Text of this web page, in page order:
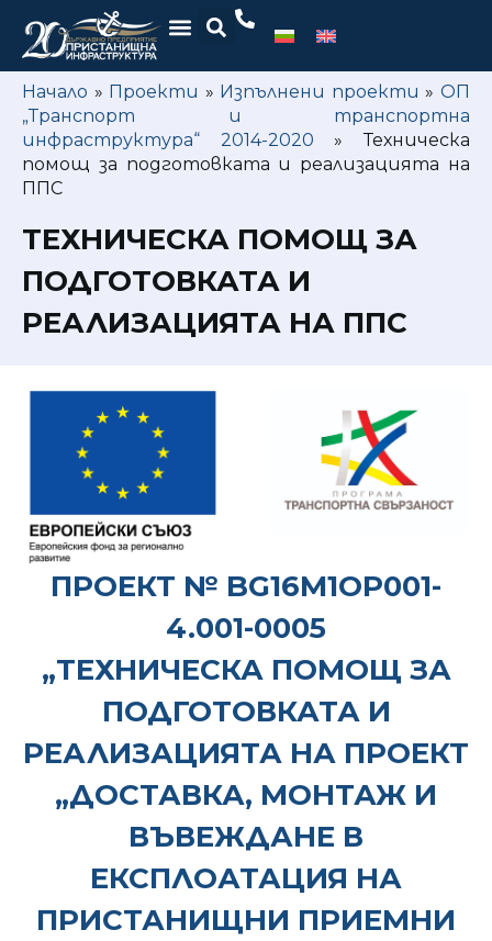
Начало » Проекти » Изпълнени проекти »ОП
„Транспорт и транспортна
инфраструктура“ 2014-2020 »Техническа
помощ за подготовката и реализацията на
ППС
ТЕХНИЧЕСКА ПОМОЩ ЗА
ПОДГОТОВКАТА И
РЕАЛИЗАЦИЯТА НА ППС
ПРОЕКТ № BG16М1ОР001-
4.001-0005
„ТЕХНИЧЕСКА ПОМОЩ ЗА
ПОДГОТОВКАТА И
РЕАЛИЗАЦИЯТА НА ПРОЕКТ
„ДОСТАВКА, МОНТАЖ И
ВЪВЕЖДАНЕ В
ЕКСПЛОАТАЦИЯ НА
ПРИСТАНИЩНИ ПРИЕМНИ